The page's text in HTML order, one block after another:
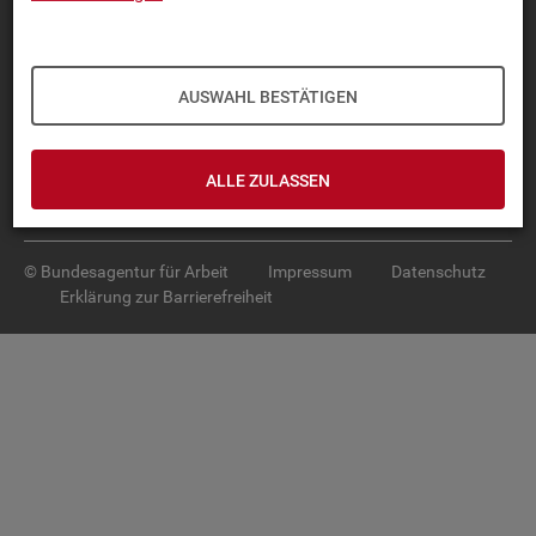
AUSWAHL BESTÄTIGEN
ALLE ZULASSEN
TOP-PRO­DUK­TE
SER­VICE
© Bundesagentur für Arbeit Impressum
Datenschutz
Erklärung zur Barrierefreiheit